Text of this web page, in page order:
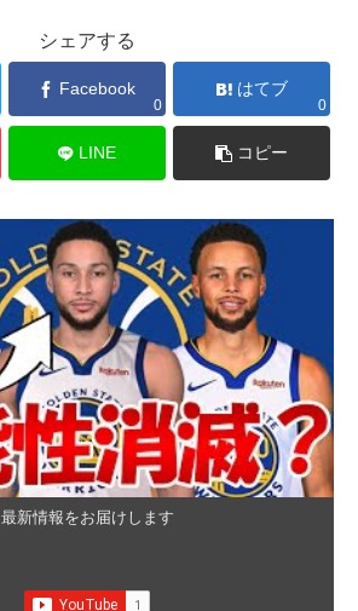
シェアする
Facebook
0
はてブ
0
LINE コピー
最新情報をお届けします